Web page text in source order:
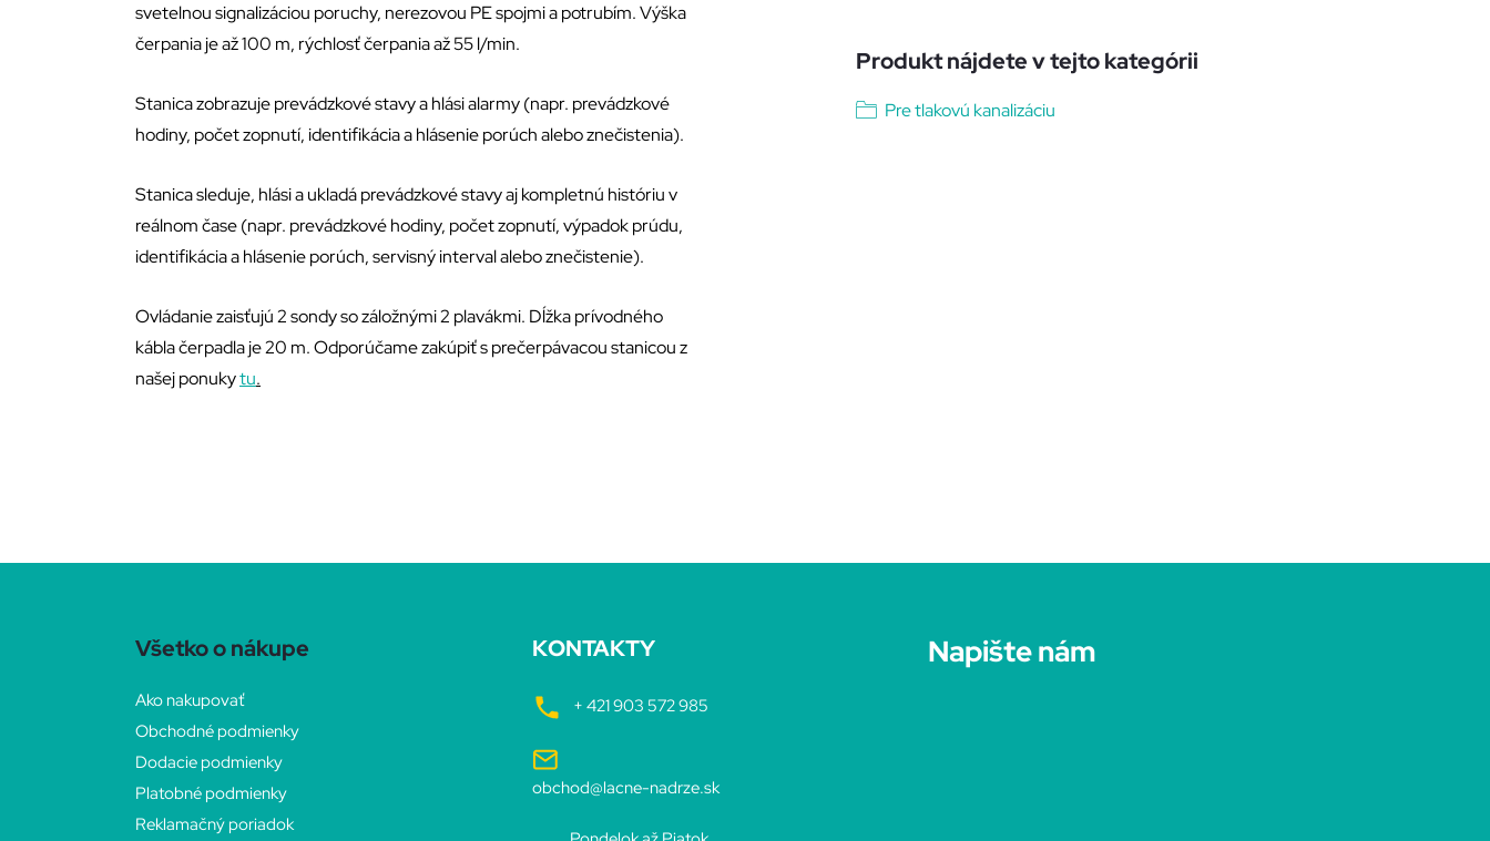
svetelnou signalizáciou poruchy, nerezovou PE spojmi a potrubím. Výška
čerpania je až 100 m, rýchlosť čerpania až 55 l/min.
Stanica zobrazuje prevádzkové stavy a hlási alarmy (napr. prevádzkové
hodiny, počet zopnutí, identifikácia a hlásenie porúch alebo znečistenia).
Stanica sleduje, hlási a ukladá prevádzkové stavy aj kompletnú históriu v
reálnom čase (napr. prevádzkové hodiny, počet zopnutí, výpadok prúdu,
identifikácia a hlásenie porúch, servisný interval alebo znečistenie).
Ovládanie zaisťujú 2 sondy so záložnými 2 plavákmi. Dĺžka prívodného
kábla čerpadla je 20 m. Odporúčame zakúpiť s prečerpávacou stanicou z
našej ponukytu.
Produkt nájdete v tejto kategórii
Pre tlakovú kanalizáciu
Všetko o nákupe
Ako nakupovať
Obchodné podmienky
Dodacie podmienky
Platobné podmienky
Reklamačný poriadok
KONTAKTY
+ 421 903 572 985
obchod@lacne-nadrze.sk
Napište nám